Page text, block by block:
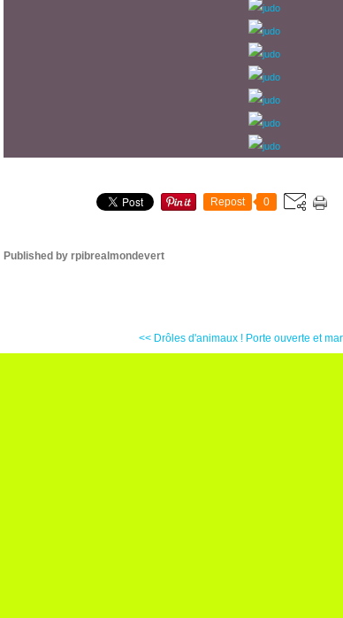
Repost 0
Published by rpibrealmondevert
<< Drôles d'animaux ! Porte ouverte et